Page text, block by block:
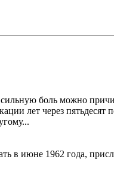
боль можно
лет через пятьдесят
в июне 1962 года,